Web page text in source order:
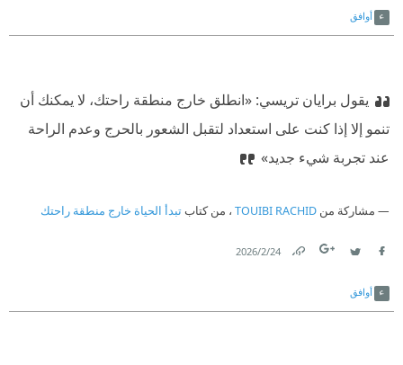
أوافق
يقول برايان تريسي: ‫ «انطلق خارج منطقة راحتك، لا يمكنك أن
تنمو إلا إذا كنت على استعداد لتقبل الشعور بالحرج وعدم الراحة
عند تجربة شيء جديد»
مشاركة من TOUIBI RACHID ، من كتابتبدأ الحياة خارج منطقة راحتك
24‏/2‏/2026
أوافق